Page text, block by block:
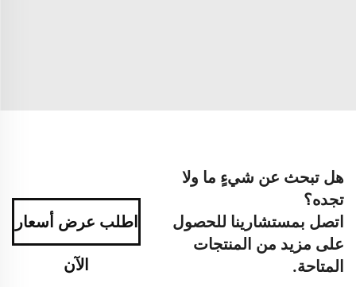
هل تبحث عن شيءٍ ما ولا
تجده؟
اتصل بمستشارينا للحصول
على مزيد من المنتجات
المتاحة.
اطلب عرض أسعار
الآن